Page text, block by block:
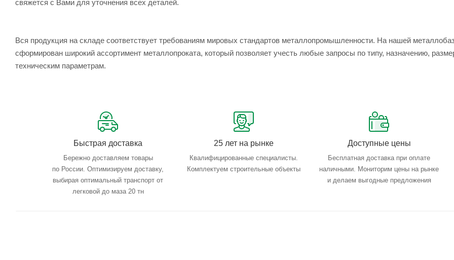
свяжется с Вами для уточнения всех деталей.
Вся продукция на складе соответствует требованиям мировых стандартов металлопромышленности. На нашей
сформирован широкий ассортимент металлопроката, который позволяет учесть любые запросы по типу, назначению,
техническим параметрам.
Быстрая доставка
Бережно доставляем товары
по России. Оптимизируем доставку,
выбирая оптимальный транспорт от
легковой до маза 20 тн
25 лет на рынке
Квалифицированные специалисты.
Комплектуем строительные объекты
Доступные цены
Бесплатная доставка при оплате
наличными. Мониторим цены на рынке
и делаем выгодные предложения